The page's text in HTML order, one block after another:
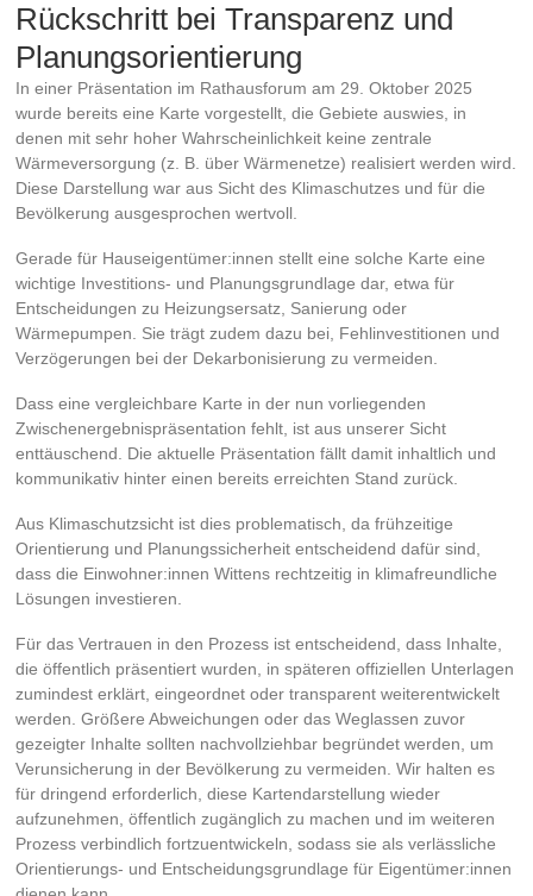
Rückschritt bei Transparenz und
Planungsorientierung
In einer Präsentation im Rathausforum am 29. Oktober 2025
wurde bereits eine Karte vorgestellt, die Gebiete auswies, in
denen mit sehr hoher Wahrscheinlichkeit keine zentrale
Wärmeversorgung (z. B. über Wärmenetze) realisiert werden wird.
Diese Darstellung war aus Sicht des Klimaschutzes und für die
Bevölkerung ausgesprochen wertvoll.
Gerade für Hauseigentümer:innen stellt eine solche Karte eine
wichtige Investitions- und Planungsgrundlage dar, etwa für
Entscheidungen zu Heizungsersatz, Sanierung oder
Wärmepumpen. Sie trägt zudem dazu bei, Fehlinvestitionen und
Verzögerungen bei der Dekarbonisierung zu vermeiden.
Dass eine vergleichbare Karte in der nun vorliegenden
Zwischenergebnispräsentation fehlt, ist aus unserer Sicht
enttäuschend. Die aktuelle Präsentation fällt damit inhaltlich und
kommunikativ hinter einen bereits erreichten Stand zurück.
Aus Klimaschutzsicht ist dies problematisch, da frühzeitige
Orientierung und Planungssicherheit entscheidend dafür sind,
dass die Einwohner:innen Wittens rechtzeitig in klimafreundliche
Lösungen investieren.
Für das Vertrauen in den Prozess ist entscheidend, dass Inhalte,
die öffentlich präsentiert wurden, in späteren offiziellen Unterlagen
zumindest erklärt, eingeordnet oder transparent weiterentwickelt
werden. Größere Abweichungen oder das Weglassen zuvor
gezeigter Inhalte sollten nachvollziehbar begründet werden, um
Verunsicherung in der Bevölkerung zu vermeiden. Wir halten es
für dringend erforderlich, diese Kartendarstellung wieder
aufzunehmen, öffentlich zugänglich zu machen und im weiteren
Prozess verbindlich fortzuentwickeln, sodass sie als verlässliche
Orientierungs- und Entscheidungsgrundlage für Eigentümer:innen